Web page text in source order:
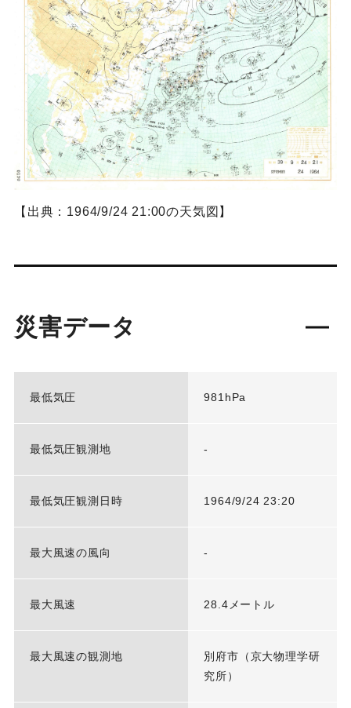
【出典：1964/9/24 21:00の天気図】
災害データ
最低気圧 981hPa
最低気圧観測地 -
最低気圧観測日時 1964/9/24 23:20
最大風速の風向 -
最大風速 28.4メートル
最大風速の観測地
別府市（京大物理学研
究所）